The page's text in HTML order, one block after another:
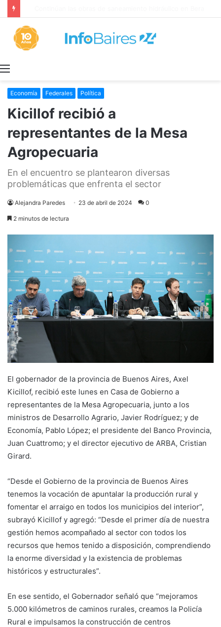
Economía Federales Política
Kicillof recibió a
representantes de la Mesa
Agropecuaria
En el encuentro se plantearon diversas
problemáticas que enfrenta el sector
Alejandra Paredes 23 de abril de 2024 0
2 minutos de lectura
El gobernador de la provincia de Buenos Aires, Axel
Kicillof, recibió este lunes en Casa de Gobierno a
representantes de la Mesa Agropecuaria, junto a los
ministros de Desarrollo Agrario, Javier Rodríguez; y de
Economía, Pablo López; el presidente del Banco Provincia,
Juan Cuattromo; y el director ejecutivo de ARBA, Cristian
Girard.
“Desde el Gobierno de la provincia de Buenos Aires
tenemos la vocación de apuntalar la producción rural y
fomentar el arraigo en todos los municipios del interior”,
subrayó Kicillof y agregó: “Desde el primer día de nuestra
gestión hemos acompañado al sector con todos los
recursos que hemos tenido a disposición, comprendiendo
la enorme diversidad y la existencia de problemas
históricos y estructurales”.
En ese sentido, el Gobernador señaló que “mejoramos
5.000 kilómetros de caminos rurales, creamos la Policía
Rural e impulsamos la construcción de centros